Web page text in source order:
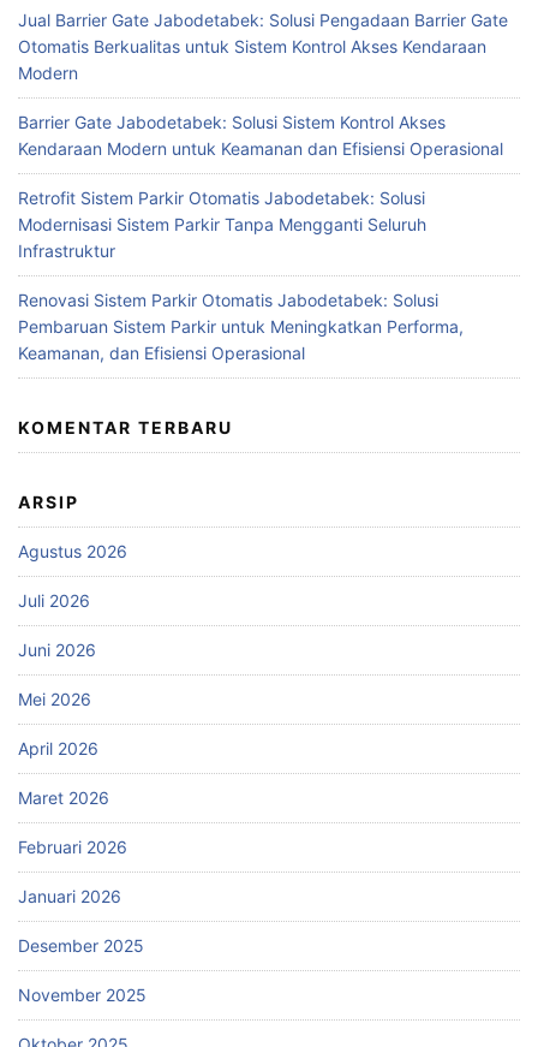
Jual Barrier Gate Jabodetabek: Solusi Pengadaan Barrier Gate
Otomatis Berkualitas untuk Sistem Kontrol Akses Kendaraan
Modern
Barrier Gate Jabodetabek: Solusi Sistem Kontrol Akses
Kendaraan Modern untuk Keamanan dan Efisiensi Operasional
Retrofit Sistem Parkir Otomatis Jabodetabek: Solusi
Modernisasi Sistem Parkir Tanpa Mengganti Seluruh
Infrastruktur
Renovasi Sistem Parkir Otomatis Jabodetabek: Solusi
Pembaruan Sistem Parkir untuk Meningkatkan Performa,
Keamanan, dan Efisiensi Operasional
KOMENTAR TERBARU
ARSIP
Agustus 2026
Juli 2026
Juni 2026
Mei 2026
April 2026
Maret 2026
Februari 2026
Januari 2026
Desember 2025
November 2025